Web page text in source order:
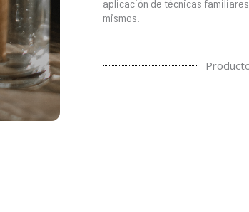
aplicación de técnicas
mismos.